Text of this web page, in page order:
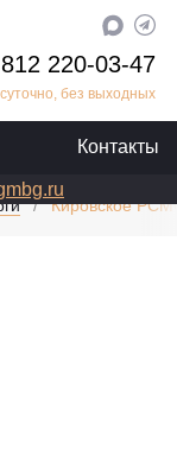
220-03-47
без выходных
Контакты
Кировское